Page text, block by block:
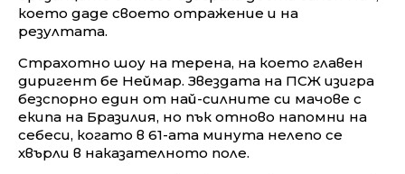
което даде своето отражение и на
резултата.
Страхотно шоу на терена, на което главен
диригент бе Неймар. Звездата на ПСЖ изигра
безспорно един от най-силните си мачове с
екипа на Бразилия, но пък отново напомни на
себеси, когато в 61-ата минута нелепо се
хвърли в наказателното поле.